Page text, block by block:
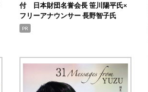
付 日本財団名誉会長 笹川陽平氏×
フリーアナウンサー 長野智子氏
PR